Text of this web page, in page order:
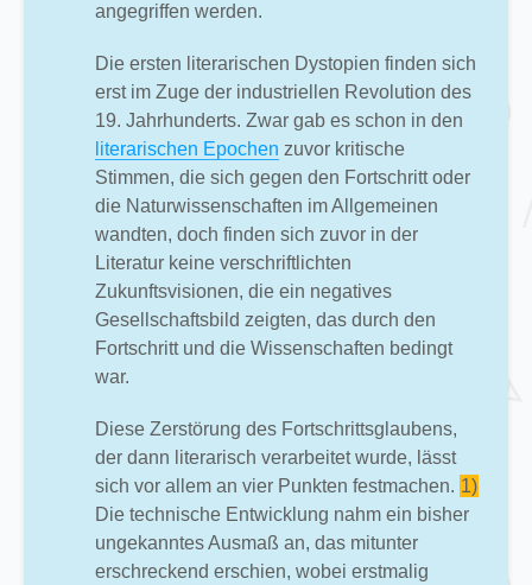
angegriffen werden.
Die ersten literarischen Dystopien finden sich
erst im Zuge der industriellen Revolution des
19. Jahrhunderts. Zwar gab es schon in den
literarischen Epochen zuvor kritische
Stimmen, die sich gegen den Fortschritt oder
die Naturwissenschaften im Allgemeinen
wandten, doch finden sich zuvor in der
Literatur keine verschriftlichten
Zukunftsvisionen, die ein negatives
Gesellschaftsbild zeigten, das durch den
Fortschritt und die Wissenschaften bedingt
war.
Diese Zerstörung des Fortschrittsglaubens,
der dann literarisch verarbeitet wurde, lässt
sich vor allem an vier Punkten festmachen. 1)
Die technische Entwicklung nahm ein bisher
ungekanntes Ausmaß an, das mitunter
erschreckend erschien, wobei erstmalig